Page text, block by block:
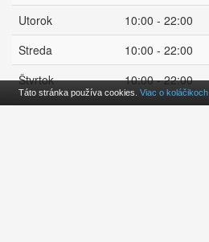
Utorok
10:00 - 22:00
Streda
10:00 - 22:00
Štvrtok
10:00 - 22:00
Piatok
10:00 - 22:00
Táto stránka používa cookies. Viac o koláčikoch